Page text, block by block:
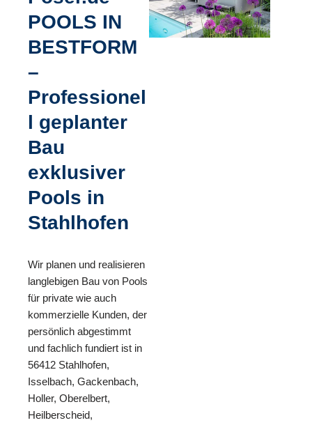
POOLS IN
BESTFORM
–
Professionel
l geplanter
Bau
exklusiver
Pools in
Stahlhofen
Wir planen und realisieren
langlebigen Bau von Pools
für private wie auch
kommerzielle Kunden, der
persönlich abgestimmt
und fachlich fundiert ist in
56412 Stahlhofen,
Isselbach, Gackenbach,
Holler, Oberelbert,
Heilberscheid,